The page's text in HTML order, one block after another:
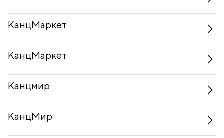
КанцМаркет
КанцМаркет
Канцмир
КанцМир